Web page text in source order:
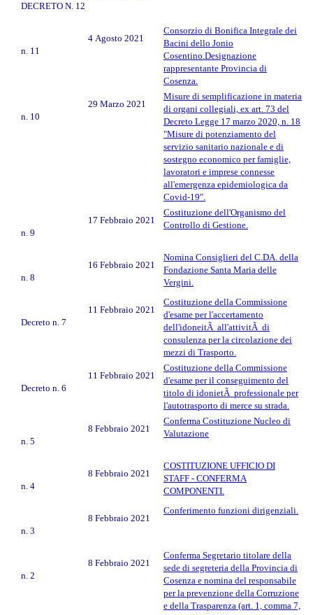
DECRETO N. 12
n. 11
4 Agosto 2021
Consorzio di Bonifica Integrale dei
Bacini dello Jonio
Cosentino.Designazione
rappresentante Provincia di
Cosenza.
n. 10
29 Marzo 2021
Misure di semplificazione in materia
di organi collegiali, ex art. 73 del
Decreto Legge 17 marzo 2020, n. 18
"Misure di potenziamento del
servizio sanitario nazionale e di
sostegno economico per famiglie,
lavoratori e imprese connesse
all'emergenza epidemiologica da
Covid-19".
n. 9
17 Febbraio 2021
Costituzione dell'Organismo del
Controllo di Gestione.
n. 8
16 Febbraio 2021
Nomina Consiglieri del C.DA. della
Fondazione Santa Maria delle
Vergini.
Decreto n. 7
11 Febbraio 2021
Costituzione della Commissione
d'esame per l'accertamento
dell'idoneitÃ all'attivitÃ di
consulenza per la circolazione dei
mezzi di Trasporto.
Decreto n. 6
11 Febbraio 2021
Costituzione della Commissione
d'esame per il conseguimento del
titolo di idonietÃ professionale per
l'autotrasporto di merce su strada.
n. 5
8 Febbraio 2021
Conferma Costituzione Nucleo di
Valutazione
n. 4
8 Febbraio 2021
COSTITUZIONE UFFICIO DI
STAFF - CONFERMA
COMPONENTI.
n. 3
8 Febbraio 2021
Conferimento funzioni dirigenziali.
n. 2
8 Febbraio 2021
Conferma Segretario titolare della
sede di segreteria della Provincia di
Cosenza e nomina del responsabile
per la prevenzione della Corruzione
e della Trasparenza (art. 1, comma 7,